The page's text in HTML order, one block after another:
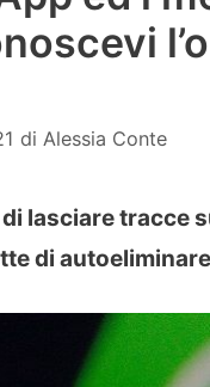
di Alessia Conte
lasciare tracce
di